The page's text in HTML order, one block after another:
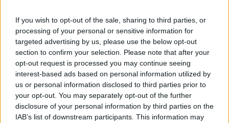
If you wish to opt-out of the sale, sharing to third parties, or
processing of your personal or sensitive information for
targeted advertising by us, please use the below opt-out
section to confirm your selection. Please note that after your
opt-out request is processed you may continue seeing
interest-based ads based on personal information utilized by
us or personal information disclosed to third parties prior to
your opt-out. You may separately opt-out of the further
disclosure of your personal information by third parties on the
IAB’s list of downstream participants. This information may